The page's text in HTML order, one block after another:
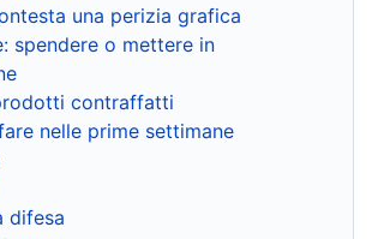
una perizia grafica
spendere o mettere in
contraffatti
nelle prime settimane
difesa